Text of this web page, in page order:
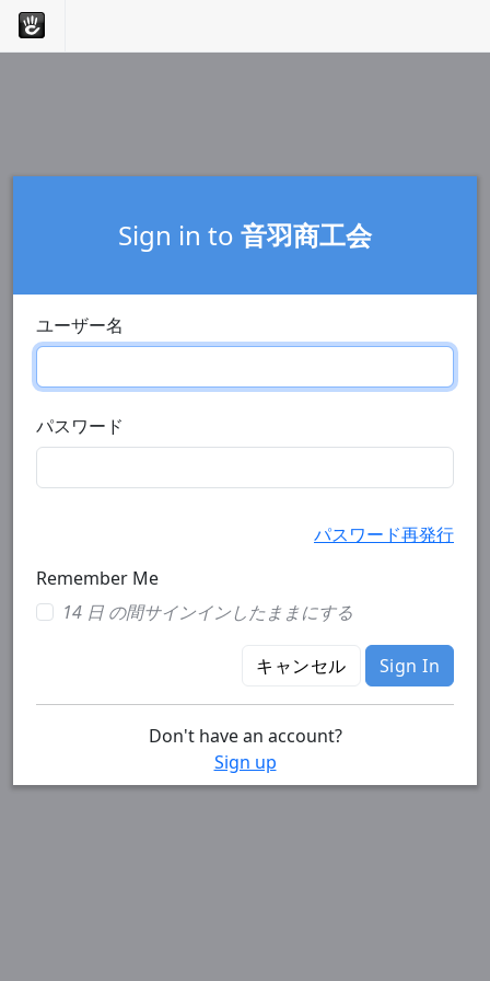
Sign in to 音羽商工会
ユーザー名
パスワード
パスワード再発行
Remember Me
14 日 の間サインインしたままにする
キャンセル Sign In
Don't have an account?
Sign up